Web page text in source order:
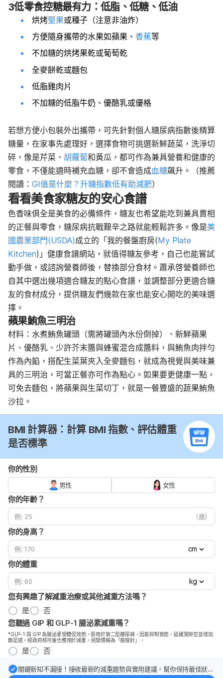
3低零食控糖最有力：低脂、低糖、低油
烘烤堅果或種子（注意非油炸）
方便隨身攜帶的水果如蘋果、 香蕉等
不加糖的烘烤果乾或葡萄乾
全麥餅乾或麵包
低脂雞肉片
不加糖的低脂牛奶、優酪乳或優格
若想方便小包裝外出攜帶，可先針對個人糖尿病指數後精算
糖量，在家事先處理好，選擇食物可挑選新鮮蔬菜，洗淨切
碎，像是芹菜、 胡蘿蔔和黃瓜，都可作為兼具營養和健康的
零食，不僅能適時補充血糖，卻不會造成血糖飆升。（推薦
閱讀： GI值是什麼？升糖指數低有助減肥）
看看美食家糖友的安心食譜
色香味俱全是美食的必備條件，糖友也希望能吃到兼具賣相
的正餐與零食，糖尿病抗戰艱辛之路就能輕鬆許多。 像是美
國農業部門(USDA)成立的「我的餐盤廚房(My Plate
Kitchen)」健康食譜網站，就值得糖友參考，自己也能嘗試
動手做，或諮詢營養師後，替換部分食材。蕭承啓營養師也
自其中選出幾項適合糖友的點心食譜，並調整部分更適合糖
友的食材成分，提供糖友們幾款在家也能安心開吃的美味選
擇。
蘋果鮪魚三明治
材料：水煮鮪魚罐頭（需將罐頭內水份倒掉）、新鮮蘋果
片、優酪乳、少許芥末醬與蜂蜜混合成醬料，與鮪魚肉拌勻
作為內餡，搭配生菜葉夾入全麥麵包，就成為視覺與美味兼
具的三明治，可當正餐亦可作為點心。如果要更健康一點，
可免去麵包，將蘋果與生菜切丁，就是一餐豐盛的蔬果鮪魚
沙拉。
BMI 計算器：計算 BMI 指數、評估體重
是否標準
你的性別
男性 女性
你的年齡？
（歲）
你的身高？
cm
你的體重
kg
您有興趣了解減重治療或其他減重方法嗎？
是
否
您聽過 GIP 和 GLP-1 腸泌素減重嗎？
*GLP-1 與 GIP 為腸泌素受體促效劑，原用於第二型糖尿病，因能抑制食慾、延緩胃排空並增加
飽足感，經政府核可後也應用於減重，民間慣稱為「瘦瘦針」。
是 否
關鍵新知不漏接！接收最新的減重趨勢與實用建議，幫你保持最佳狀